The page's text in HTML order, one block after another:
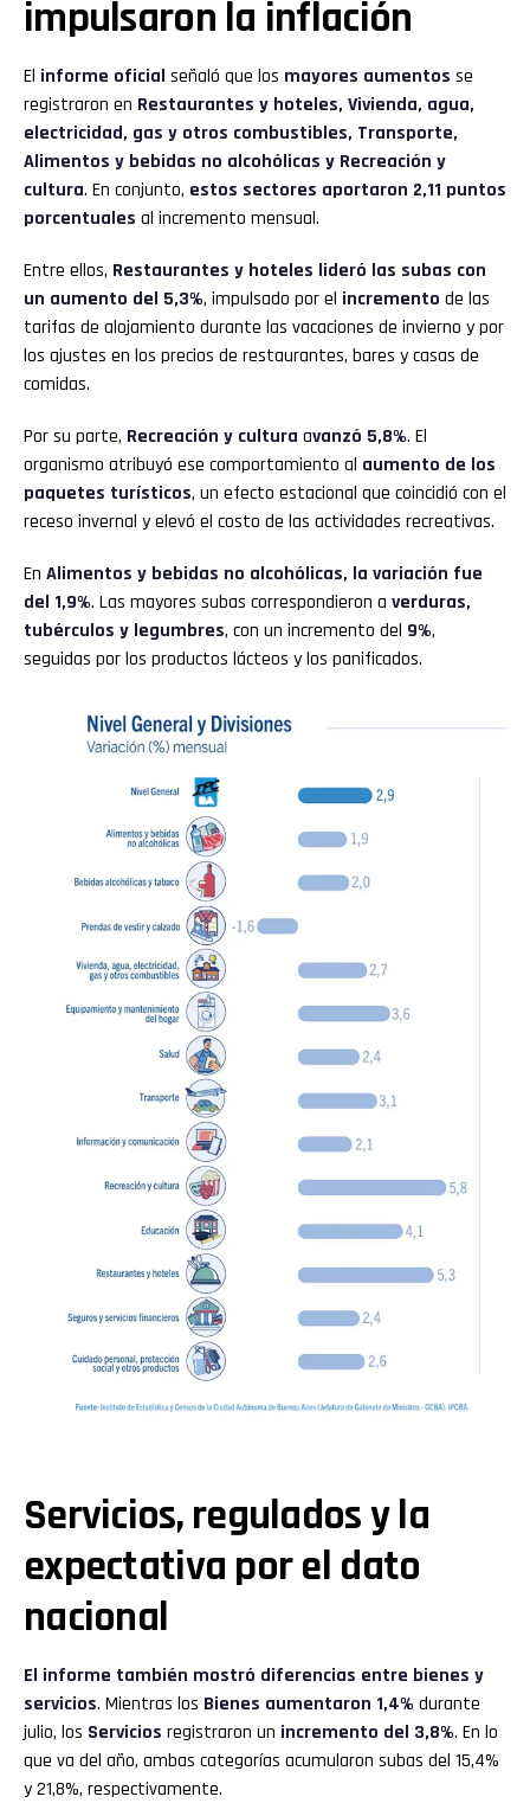
impulsaron la inflación
El informe oficial señaló que los mayores aumentos se
registraron en Restaurantes y hoteles, Vivienda, agua,
electricidad, gas y otros combustibles, Transporte,
Alimentos y bebidas no alcohólicas y Recreación y
cultura. En conjunto, estos sectores aportaron 2,11 puntos
porcentuales al incremento mensual.
Entre ellos, Restaurantes y hoteles lideró las subas con
un aumento del 5,3%, impulsado por el incremento de las
tarifas de alojamiento durante las vacaciones de invierno y por
los ajustes en los precios de restaurantes, bares y casas de
comidas.
Por su parte, Recreación y cultura avanzó 5,8%. El
organismo atribuyó ese comportamiento al aumento de los
paquetes turísticos, un efecto estacional que coincidió con el
receso invernal y elevó el costo de las actividades recreativas.
En Alimentos y bebidas no alcohólicas, la variación fue
del 1,9%. Las mayores subas correspondieron a verduras,
tubérculos y legumbres, con un incremento del 9%,
seguidas por los productos lácteos y los panificados.
Servicios, regulados y la
expectativa por el dato
nacional
El informe también mostró diferencias entre bienes y
servicios. Mientras los Bienes aumentaron 1,4% durante
julio, los Servicios registraron un incremento del 3,8%. En lo
que va del año, ambas categorías acumularon subas del 15,4%
y 21,8%, respectivamente.